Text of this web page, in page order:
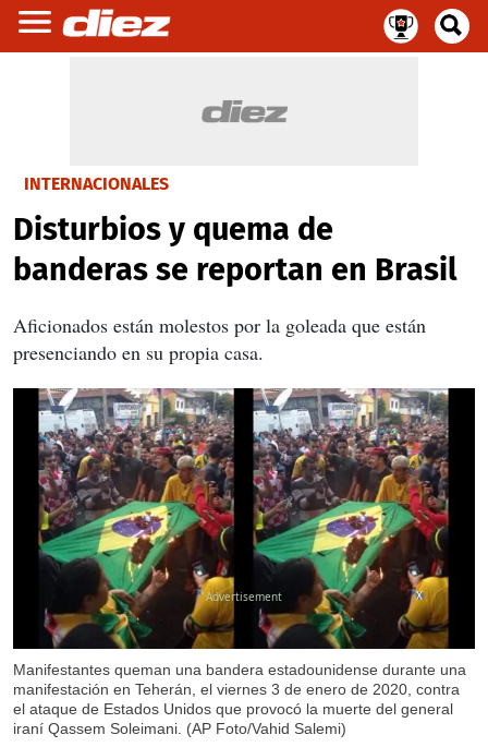
INTERNACIONALES
Disturbios y quema de
banderas se reportan en Brasil
Aficionados están molestos por la goleada que están
presenciando en su propia casa.
Manifestantes queman una bandera estadounidense durante una
manifestación en Teherán, el viernes 3 de enero de 2020, contra
el ataque de Estados Unidos que provocó la muerte del general
iraní Qassem Soleimani. (AP Foto/Vahid Salemi)
X